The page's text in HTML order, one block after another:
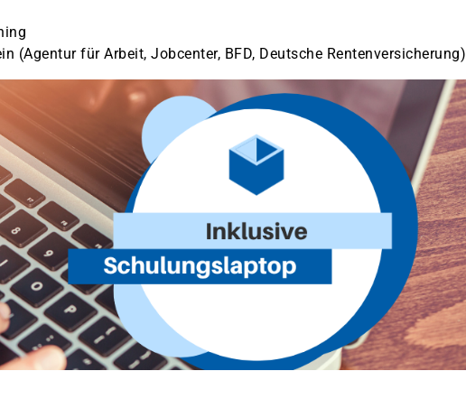
(Agentur für Arbeit, Jobcenter, BFD, Deutsche Rentenversicherung)